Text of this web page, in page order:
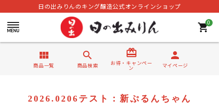
日の出みりんのキング醸造公式オンラインショップ
0
shopping_cart
view_module
商品一覧
search
商品検索
card_giftcard
お得・キャンペー
ン
person
マイページ
2026.0206テスト：新ぷるんちゃん